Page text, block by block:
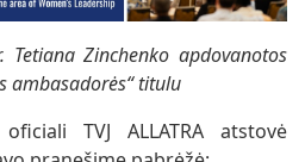
Zinchenko apdovanotos
ambasadorės“ titulu
oficiali TVJ ALLATRA atstovė